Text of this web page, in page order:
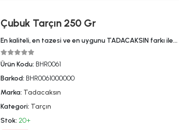
Çubuk Tarçın 250 Gr
En kaliteli, en tazesi ve en uygunu TADACAKSIN farkı ile…
Ürün Kodu: BHR0061
Barkod: BHR0061000000
Marka: Tadacaksın
Kategori: Tarçın
Stok: 20+